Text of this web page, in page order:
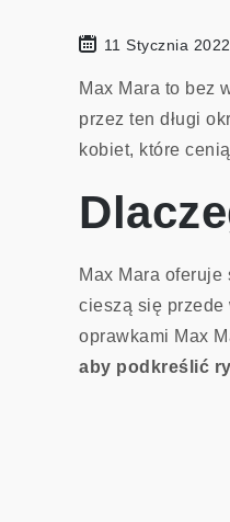
11 Stycznia 2022
Max Mara to bez
przez ten długi
kobiet, które
Max Mara
cieszą się przede
oprawkami Max
aby podkreślić